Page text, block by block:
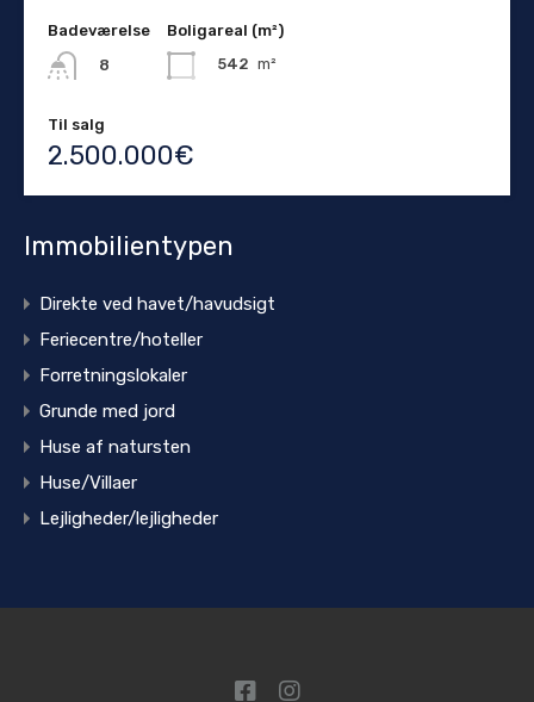
Badeværelse
8
Boligareal (m²)
542 m²
Til salg
2.500.000€
Immobilientypen
Direkte ved havet/havudsigt
Feriecentre/hoteller
Forretningslokaler
Grunde med jord
Huse af natursten
Huse/Villaer
Lejligheder/lejligheder